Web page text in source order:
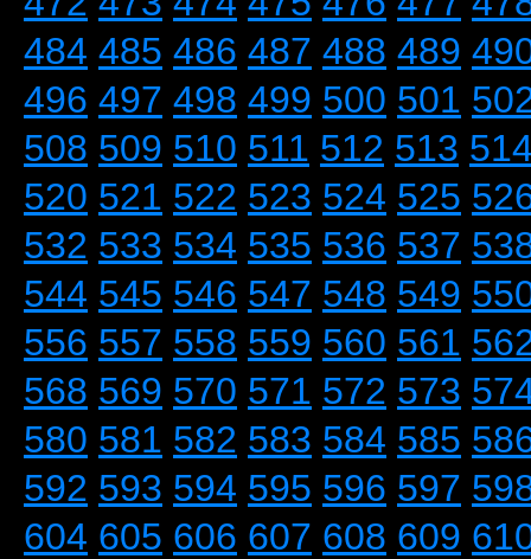
484 485 486 487 488 489
496 497 498 499 500 501
508 509 510 511 512 513
520 521 522 523 524 525
532 533 534 535 536 537
544 545 546 547 548 549
556 557 558 559 560 561
568 569 570 571 572 573
580 581 582 583 584 585
592 593 594 595 596 597
604 605 606 607 608 609